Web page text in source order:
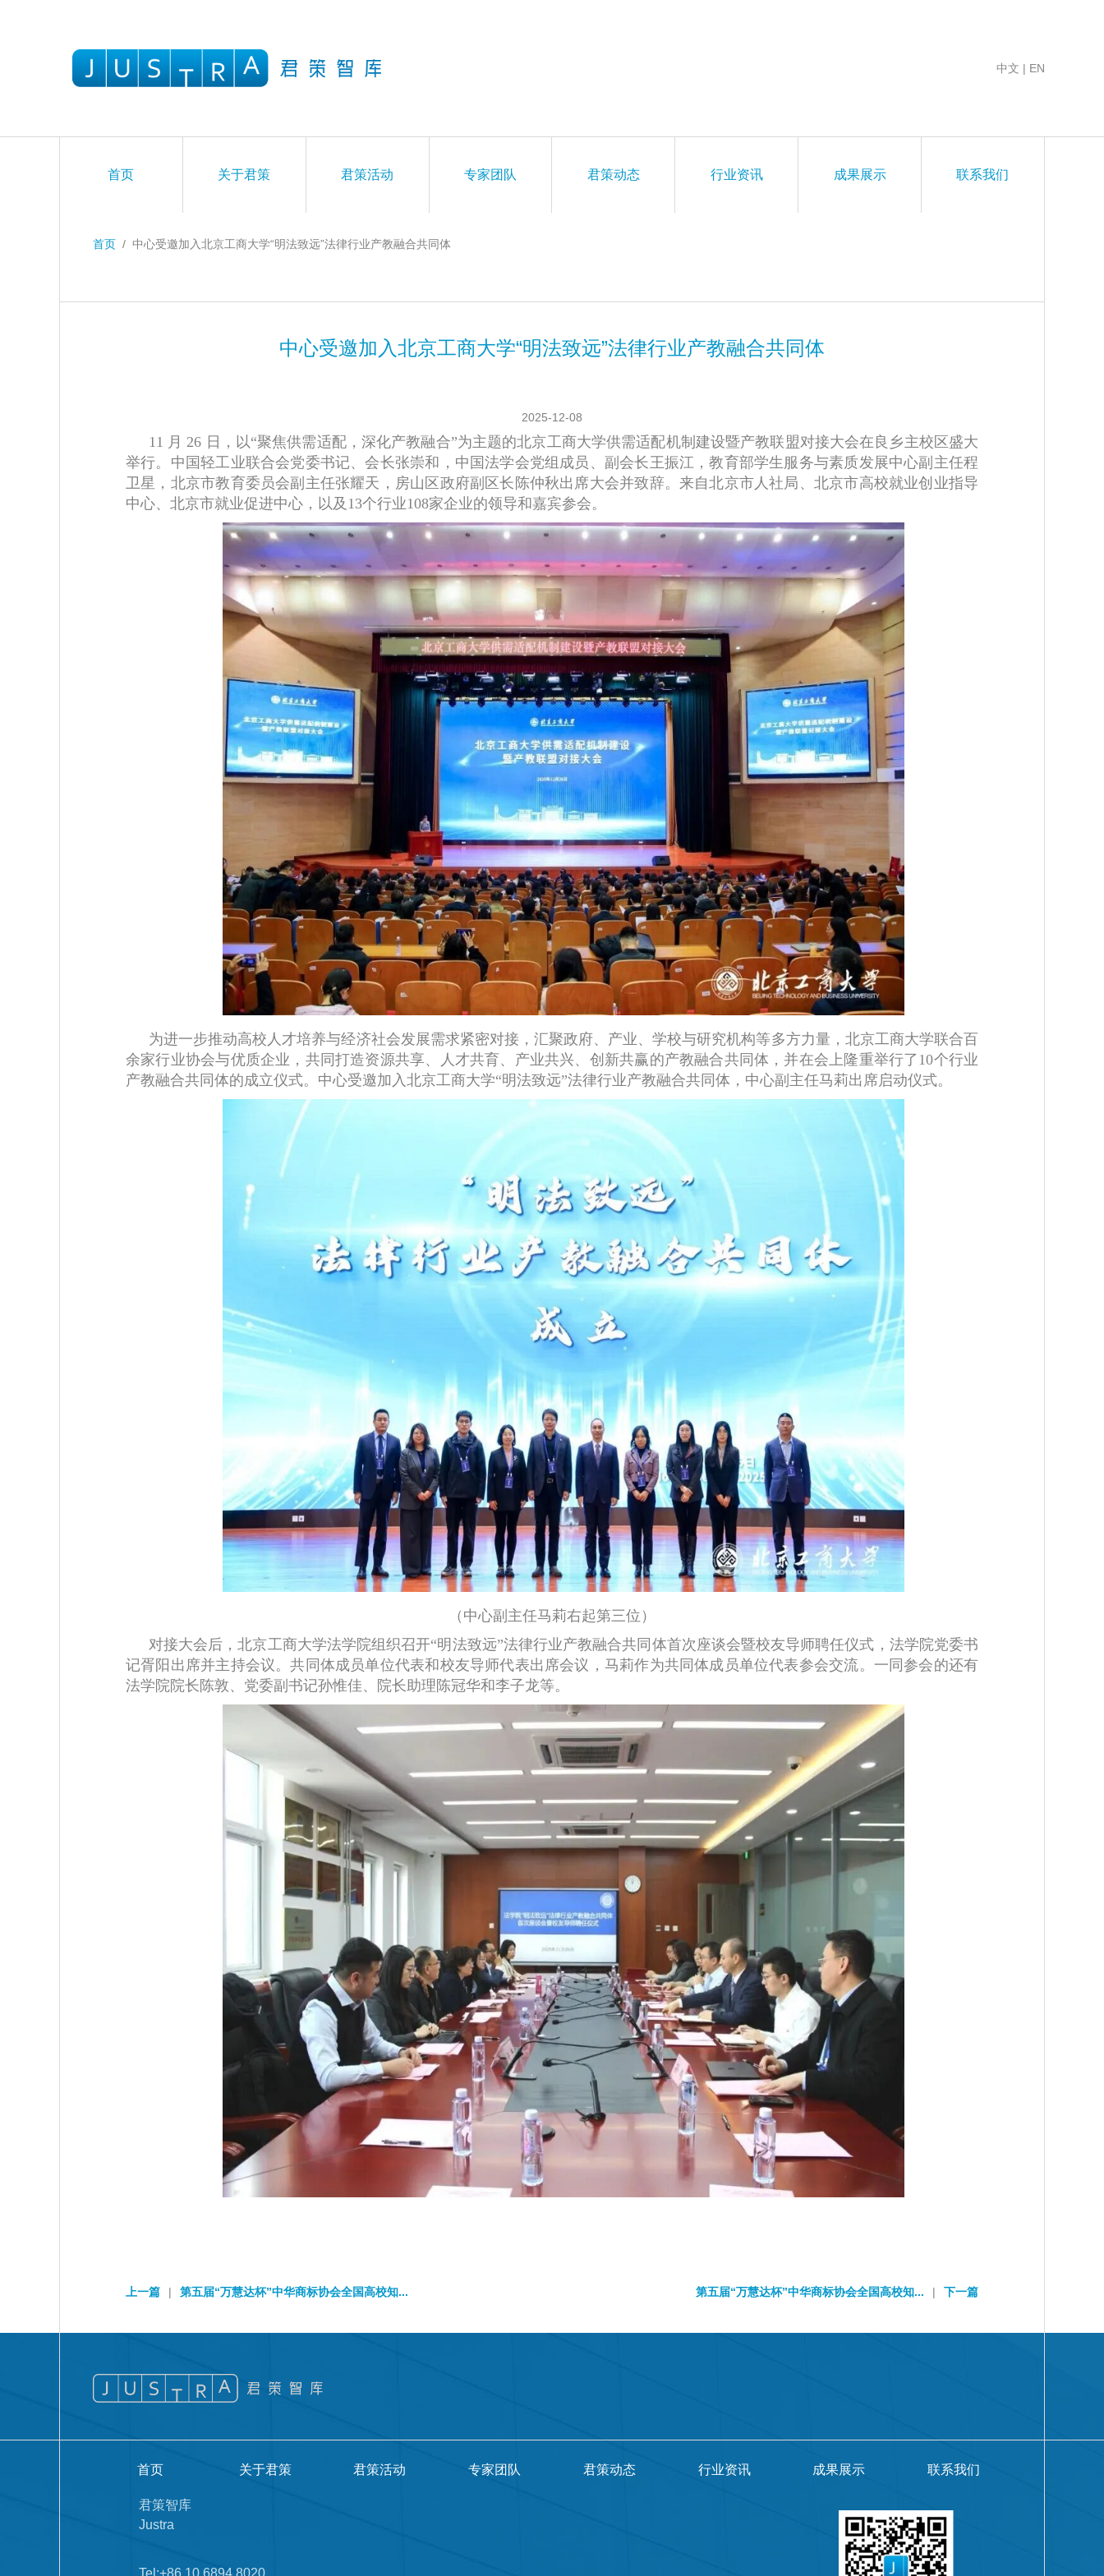
中文 | EN
首页 关于君策 君策活动 专家团队 君策动态 行业资讯 成果展示 联系我们
首页 / 中心受邀加入北京工商大学“明法致远”法律行业产教融合共同体
中心受邀加入北京工商大学“明法致远”法律行业产教融合共同体
2025-12-08
11 月 26 日，以“聚焦供需适配，深化产教融合”为主题的北京工商大学供需适配机制建设暨产教联盟对接大会在良乡主校区盛大
举行。中国轻工业联合会党委书记、会长张崇和，中国法学会党组成员、副会长王振江，教育部学生服务与素质发展中心副主任程
卫星，北京市教育委员会副主任张耀天，房山区政府副区长陈仲秋出席大会并致辞。来自北京市人社局、北京市高校就业创业指导
中心、北京市就业促进中心，以及13个行业108家企业的领导和嘉宾参会。
为进一步推动高校人才培养与经济社会发展需求紧密对接，汇聚政府、产业、学校与研究机构等多方力量，北京工商大学联合百
余家行业协会与优质企业，共同打造资源共享、人才共育、产业共兴、创新共赢的产教融合共同体，并在会上隆重举行了10个行业
产教融合共同体的成立仪式。中心受邀加入北京工商大学“明法致远”法律行业产教融合共同体，中心副主任马莉出席启动仪式。
（中心副主任马莉右起第三位）
对接大会后，北京工商大学法学院组织召开“明法致远”法律行业产教融合共同体首次座谈会暨校友导师聘任仪式，法学院党委书
记胥阳出席并主持会议。共同体成员单位代表和校友导师代表出席会议，马莉作为共同体成员单位代表参会交流。一同参会的还有
法学院院长陈敦、党委副书记孙惟佳、院长助理陈冠华和李子龙等。
上一篇 | 第五届“万慧达杯”中华商标协会全国高校知... 第五届“万慧达杯”中华商标协会全国高校知... | 下一篇
首页 关于君策 君策活动 专家团队 君策动态 行业资讯 成果展示 联系我们
君策智库
Justra
Tel:+86 10 6894 8020